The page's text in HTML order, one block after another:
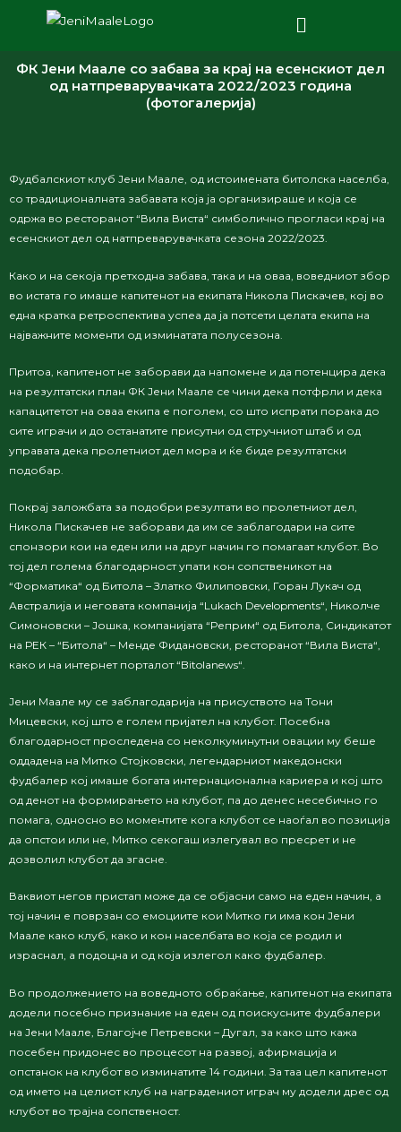
ФК Јени Маале со забава за крај на есенскиот дел
од натпреварувачката 2022/2023 година
(фотогалерија)
Фудбалскиот клуб Јени Маале, од истоимената битолска населба,
со традиционалната забавата која ја организираше и која се
одржа во ресторанот “Вила Виста“ симболично прогласи крај на
есенскиот дел од натпреварувачката сезона 2022/2023.
Како и на секоја претходна забава, така и на оваа, воведниот збор
во истата го имаше капитенот на екипата Никола Пискачев, кој во
една кратка ретроспектива успеа да ја потсети целата екипа на
најважните моменти од изминатата полусезона.
Притоа, капитенот не заборави да напомене и да потенцира дека
на резултатски план ФК Јени Маале се чини дека потфрли и дека
капацитетот на оваа екипа е поголем, со што испрати порака до
сите играчи и до останатите присутни од стручниот штаб и од
управата дека пролетниот дел мора и ќе биде резултатски
подобар.
Покрај заложбата за подобри резултати во пролетниот дел,
Никола Пискачев не заборави да им се заблагодари на сите
спонзори кои на еден или на друг начин го помагаат клубот. Во
тој дел голема благодарност упати кон сопственикот на
“Форматика“ од Битола – Златко Филиповски, Горан Лукач од
Австралија и неговата компанија “Lukach Developments“, Николче
Симоновски – Јошка, компанијата “Реприм“ од Битола, Синдикатот
на РЕК – “Битола“ – Менде Фидановски, ресторанот “Вила Виста“,
како и на интернет порталот “Bitolanews“.
Јени Маале му се заблагодарија на присуството на Тони
Мицевски, кој што е голем пријател на клубот. Посебна
благодарност проследена со неколкуминутни овации му беше
оддадена на Митко Стојковски, легендарниот македонски
фудбалер кој имаше богата интернационална кариера и кој што
од денот на формирањето на клубот, па до денес несебично го
помага, односно во моментите кога клубот се наоѓал во позиција
да опстои или не, Митко секогаш излегувал во пресрет и не
дозволил клубот да згасне.
Ваквиот негов пристап може да се објасни само на еден начин, а
тој начин е поврзан со емоциите кои Митко ги има кон Јени
Маале како клуб, како и кон населбата во која се родил и
израснал, а подоцна и од која излегол како фудбалер.
Во продолжението на воведното обраќање, капитенот на екипата
додели посебно признание на еден од поискусните фудбалери
на Јени Маале, Благојче Петревски – Дугал, за како што кажа
посебен придонес во процесот на развој, афирмација и
опстанок на клубот во изминатите 14 години. За таа цел капитенот
од името на целиот клуб на наградениот играч му додели дрес од
клубот во трајна сопственост.